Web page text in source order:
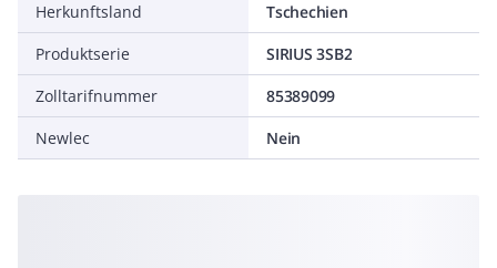
Herkunftsland
Tschechien
Produktserie
SIRIUS 3SB2
Zolltarifnummer
85389099
Newlec
Nein